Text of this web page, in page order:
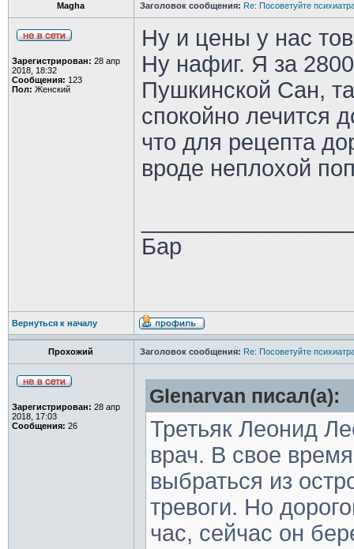
Magha Заголовок сообщения: Re: Посоветуйте
Зарегистрирован: 28 апр
2018, 18:32
Сообщения: 123
Пол: Женский
Ну и цены у нас
Ну нафиг. Я за
Пушкинской Сан,
спокойно лечится
что для рецепта
вроде неплохой
Бар
Вернуться к началу
Прохожий Заголовок сообщения: Re: Посоветуйте
Зарегистрирован: 28 апр
2018, 17:03
Сообщения: 26
Glenarvan писал(а):
Третьяк Леонид
врач. В свое
выбраться из
тревоги. Но
час, сейчас он